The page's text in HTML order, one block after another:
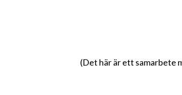
(Det här är ett samarbete